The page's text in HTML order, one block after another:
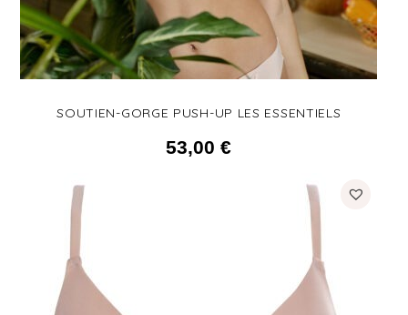
SOUTIEN-GORGE PUSH-UP LES ESSENTIELS
53,00€